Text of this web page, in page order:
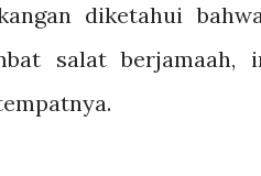
diketahui
salat berjamaah,